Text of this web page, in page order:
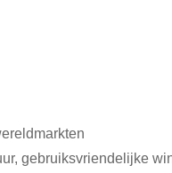
gebruiksvriendelijke